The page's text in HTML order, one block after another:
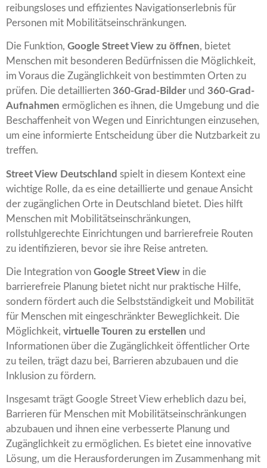
reibungsloses und effizientes Navigationserlebnis für
Personen mit Mobilitätseinschränkungen.
Die Funktion, Google Street View zu öffnen, bietet
Menschen mit besonderen Bedürfnissen die Möglichkeit,
im Voraus die Zugänglichkeit von bestimmten Orten zu
prüfen. Die detaillierten 360-Grad-Bilderund 360-Grad-
Aufnahmen ermöglichen es ihnen, die Umgebung und die
Beschaffenheit von Wegen und Einrichtungen einzusehen,
um eine informierte Entscheidung über die Nutzbarkeit zu
treffen.
Street View Deutschland spielt in diesem Kontext eine
wichtige Rolle, da es eine detaillierte und genaue Ansicht
der zugänglichen Orte in Deutschland bietet. Dies hilft
Menschen mit Mobilitätseinschränkungen,
rollstuhlgerechte Einrichtungen und barrierefreie Routen
zu identifizieren, bevor sie ihre Reise antreten.
Die Integration von Google Street View in die
barrierefreie Planung bietet nicht nur praktische Hilfe,
sondern fördert auch die Selbstständigkeit und Mobilität
für Menschen mit eingeschränkter Beweglichkeit. Die
Möglichkeit, virtuelle Touren zu erstellen und
Informationen über die Zugänglichkeit öffentlicher Orte
zu teilen, trägt dazu bei, Barrieren abzubauen und die
Inklusion zu fördern.
Insgesamt trägt Google Street View erheblich dazu bei,
Barrieren für Menschen mit Mobilitätseinschränkungen
abzubauen und ihnen eine verbesserte Planung und
Zugänglichkeit zu ermöglichen. Es bietet eine innovative
Lösung, um die Herausforderungen im Zusammenhang mit